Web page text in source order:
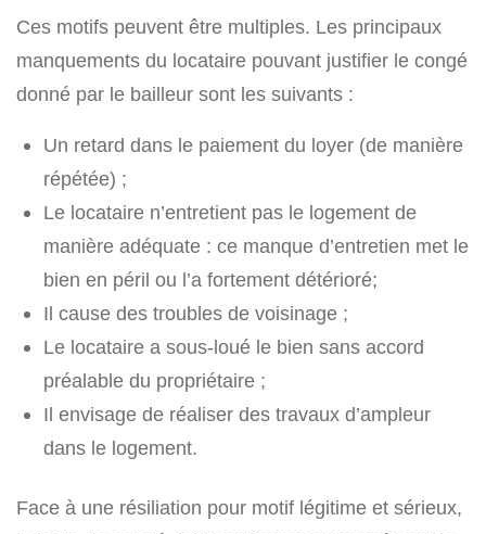
Ces motifs peuvent être multiples. Les principaux
manquements du locataire pouvant justifier le congé
donné par le bailleur sont les suivants :
Un retard dans le paiement du loyer (de manière
répétée) ;
Le locataire n’entretient pas le logement de
manière adéquate : ce manque d’entretien met le
bien en péril ou l’a fortement détérioré;
Il cause des troubles de voisinage ;
Le locataire a sous-loué le bien sans accord
préalable du propriétaire ;
Il envisage de réaliser des travaux d’ampleur
dans le logement.
Face à une résiliation pour motif légitime et sérieux,